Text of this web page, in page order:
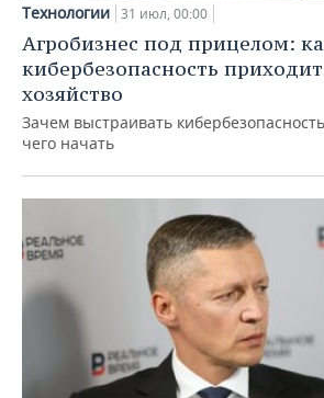
Технологии 31 июл, 00:00
Агробизнес под прицелом:
кибербезопасность приходит
хозяйство
Зачем выстраивать
чего начать